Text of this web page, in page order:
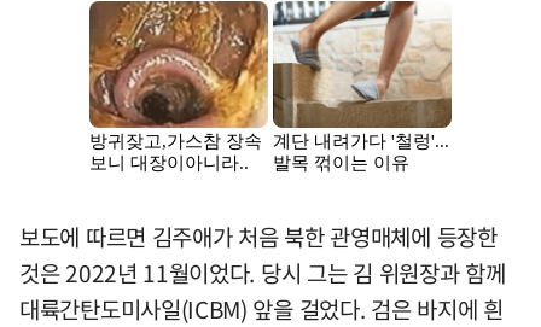
보도에 따르면 김주애가 처음 북한 관영매체에 등장한
것은 2022년 11월이었다. 당시 그는 김 위원장과 함께
대륙간탄도미사일(ICBM) 앞을 걸었다. 검은 바지에 흰